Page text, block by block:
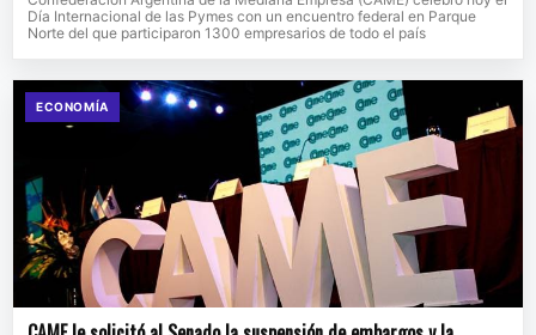
Día Internacional de las Pymes con un encuentro federal en Parque
Norte del que participaron 1300 empresarios de todo el país
ECONOMÍA